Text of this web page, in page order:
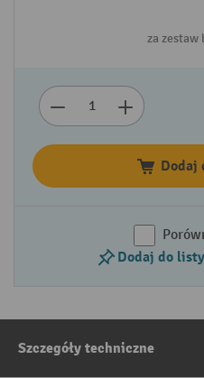
za zestaw
Dodaj
Dodaj do
Szczegóły techniczne